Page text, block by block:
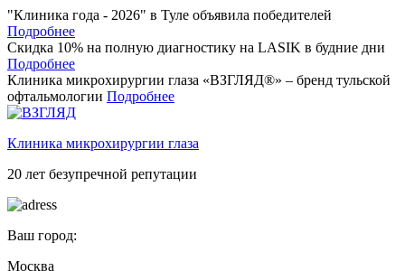
"Клиника года - 2026" в Туле объявила победителей
Подробнее
Скидка 10% на полную диагностику на LASIK в будние дни
Подробнее
Клиника микрохирургии глаза «ВЗГЛЯД®» – бренд тульской
офтальмологии Подробнее
Клиника микрохирургии глаза
20 лет безупречной репутации
Ваш город:
Москва